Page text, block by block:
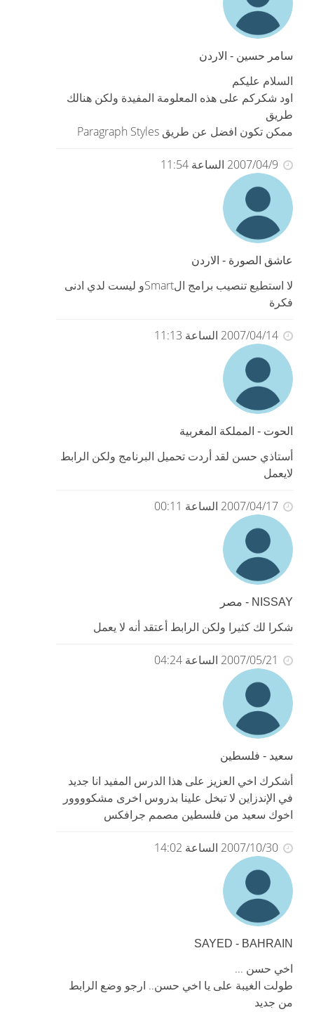
سامر حسين - الاردن
السلام عليكم
اود شكركم على هذه المعلومة المفيدة ولكن هنالك
طريق
ممكن تكون افضل عن طريق Paragraph Styles
2007/04/9 الساعة 11:54
عاشق الصورة - الاردن
لا استطيع تنصيب برامج الSmartو ليست لدي ادنى
فكرة
2007/04/14 الساعة 11:13
الحوت - المملكة المغربية
أستاذي حسن لقد أردت تحميل البرنامج ولكن الرابط
لايعمل
2007/04/17 الساعة 00:11
NISSAY - مصر
شكرا لك كثيرا ولكن الرابط أعتقد أنه لا يعمل
2007/05/21 الساعة 04:24
سعيد - فلسطين
أشكرك اخي العزيز على هذا الدرس المفيد انا جديد
في الإندزاين لا تبخل علينا بدروس اخرى مشكوووور
اخوك سعيد من فلسطين مصمم جرافكس
2007/10/30 الساعة 14:02
SAYED - BAHRAIN
اخي حسن ...
طولت الغيبة على يا اخي حسن.. ارجو وضع الرابط
من جديد